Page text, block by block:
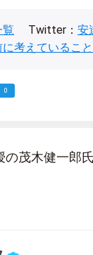
Twitter： 安
考えているこ
0
の茂木健一郎